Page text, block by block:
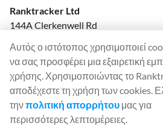
Ranktracker Ltd
144A Clerkenwell Rd
Company No: 08820809
felix@ranktracker.com
2015 -2026© Ranktracker. All
Αυτός ο ιστότοπος χρησιμοποιεί
να σας προσφέρει μια εξαιρετική
χρήσης. Χρησιμοποιώντας το
αποδέχεστε τη χρήση των cookies.
τηνπολιτική απορρήτου μας για
περισσότερες λεπτομέρειες.